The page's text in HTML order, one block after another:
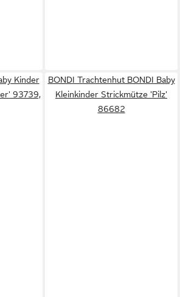
Kinder
93739,
BONDI Trachtenhut BONDI Baby
Kleinkinder Strickmütze 'Pilz'
86682